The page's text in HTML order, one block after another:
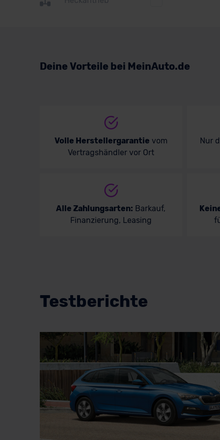
Volvo
Deine Vorteile bei MeinAuto.de
Volle Herstellergarantie vom
Vertragshändler vor Ort
Nur
Alle Zahlungsarten: Barkauf,
Finanzierung, Leasing
Testberichte